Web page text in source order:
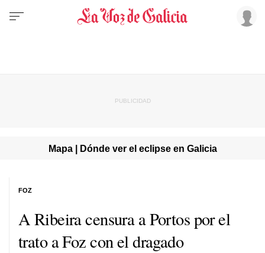
Mapa | Dónde ver el eclipse en Galicia
A Ribeira censura a Portos por el
trato a Foz con el dragado
FOZ